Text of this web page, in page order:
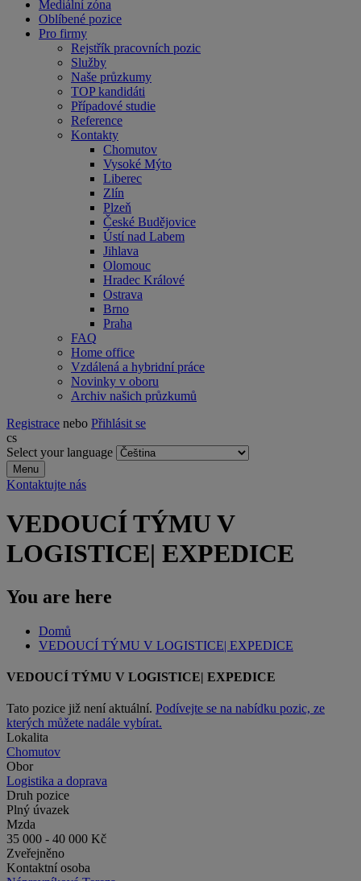
Mediální zóna
Oblíbené pozice
Pro firmy
Rejstřík pracovních pozic
Služby
Naše průzkumy
TOP kandidáti
Případové studie
Reference
Kontakty
Chomutov
Vysoké Mýto
Liberec
Zlín
Plzeň
České Budějovice
Ústí nad Labem
Jihlava
Olomouc
Hradec Králové
Ostrava
Brno
Praha
FAQ
Home office
Vzdálená a hybridní práce
Novinky v oboru
Archiv našich průzkumů
Registrace nebo Přihlásit se
cs
Select your language
Menu
Kontaktujte nás
VEDOUCÍ TÝMU V
LOGISTICE| EXPEDICE
You are here
Domů
VEDOUCÍ TÝMU V LOGISTICE| EXPEDICE
VEDOUCÍ TÝMU V LOGISTICE| EXPEDICE
Tato pozice již není aktuální. Podívejte se na nabídku pozic, ze
kterých můžete nadále vybírat.
Lokalita
Chomutov
Obor
Logistika a doprava
Druh pozice
Plný úvazek
Mzda
35 000 - 40 000 Kč
Zveřejněno
Kontaktní osoba